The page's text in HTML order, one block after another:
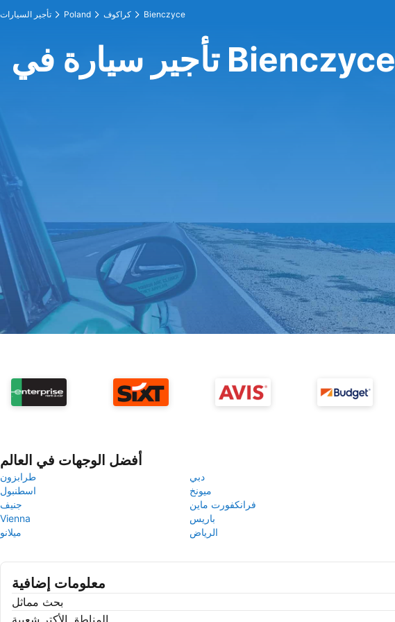
تأجير السيارات Poland كراكوف Bienczyce
تأجير سيارة في Bienczyce
أفضل الوجهات في العالم
طرابزون
دبي
اسطنبول
ميونخ
جنيف
فرانكفورت ماين
Vienna
باريس
ميلانو
الرياض
معلومات إضافية
بحث مماثل
المناطق الأكتر شعبية